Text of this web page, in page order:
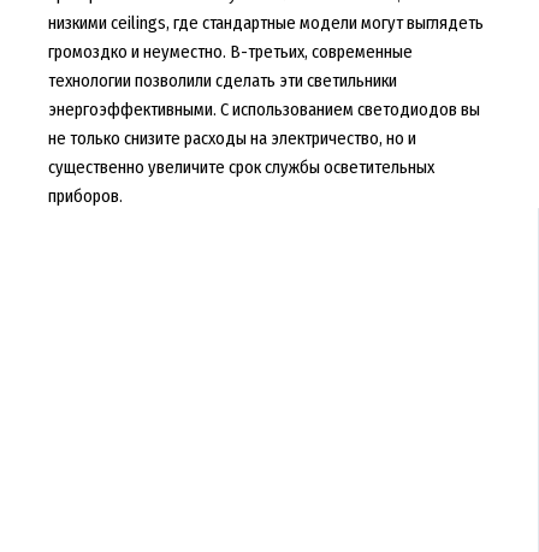
низкими ceilings, где стандартные модели могут выглядеть
громоздко и неуместно. В-третьих, современные
технологии позволили сделать эти светильники
энергоэффективными. С использованием светодиодов вы
не только снизите расходы на электричество, но и
существенно увеличите срок службы осветительных
приборов.